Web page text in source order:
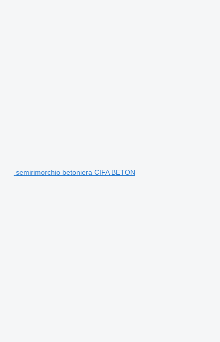
semirimorchio betoniera CIFA BETON